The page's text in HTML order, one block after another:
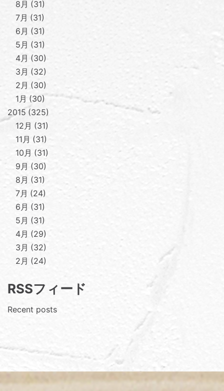
8月
31
7月
31
6月
31
5月
31
4月
30
3月
32
2月
30
1月
30
2015 325
12月
31
11月
31
10月
31
9月
30
8月
31
7月
24
6月
31
5月
31
4月
29
3月
32
2月
24
RSSフィード
Recent posts